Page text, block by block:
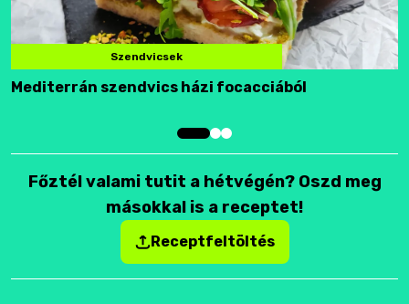
Szendvicsek
Mediterrán szendvics házi focacciából
Főztél valami tutit a hétvégén? Oszd meg
másokkal is a receptet!
Receptfeltöltés